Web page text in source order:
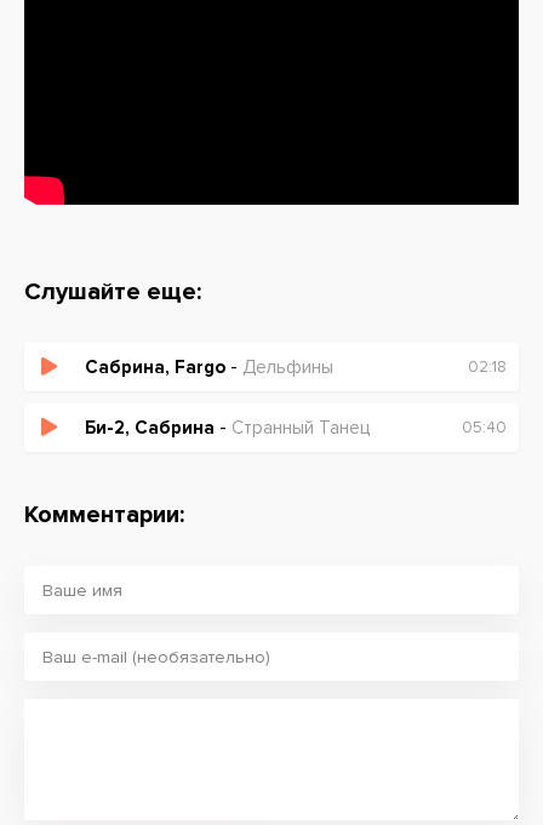
Слушайте еще:
Сабрина, Fargo - Дельфины 02:18
Би-2, Сабрина - Странный Танец 05:40
Комментарии: